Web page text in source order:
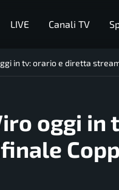
LIVE Canali TV
in tv: orario e diretta
oggi in